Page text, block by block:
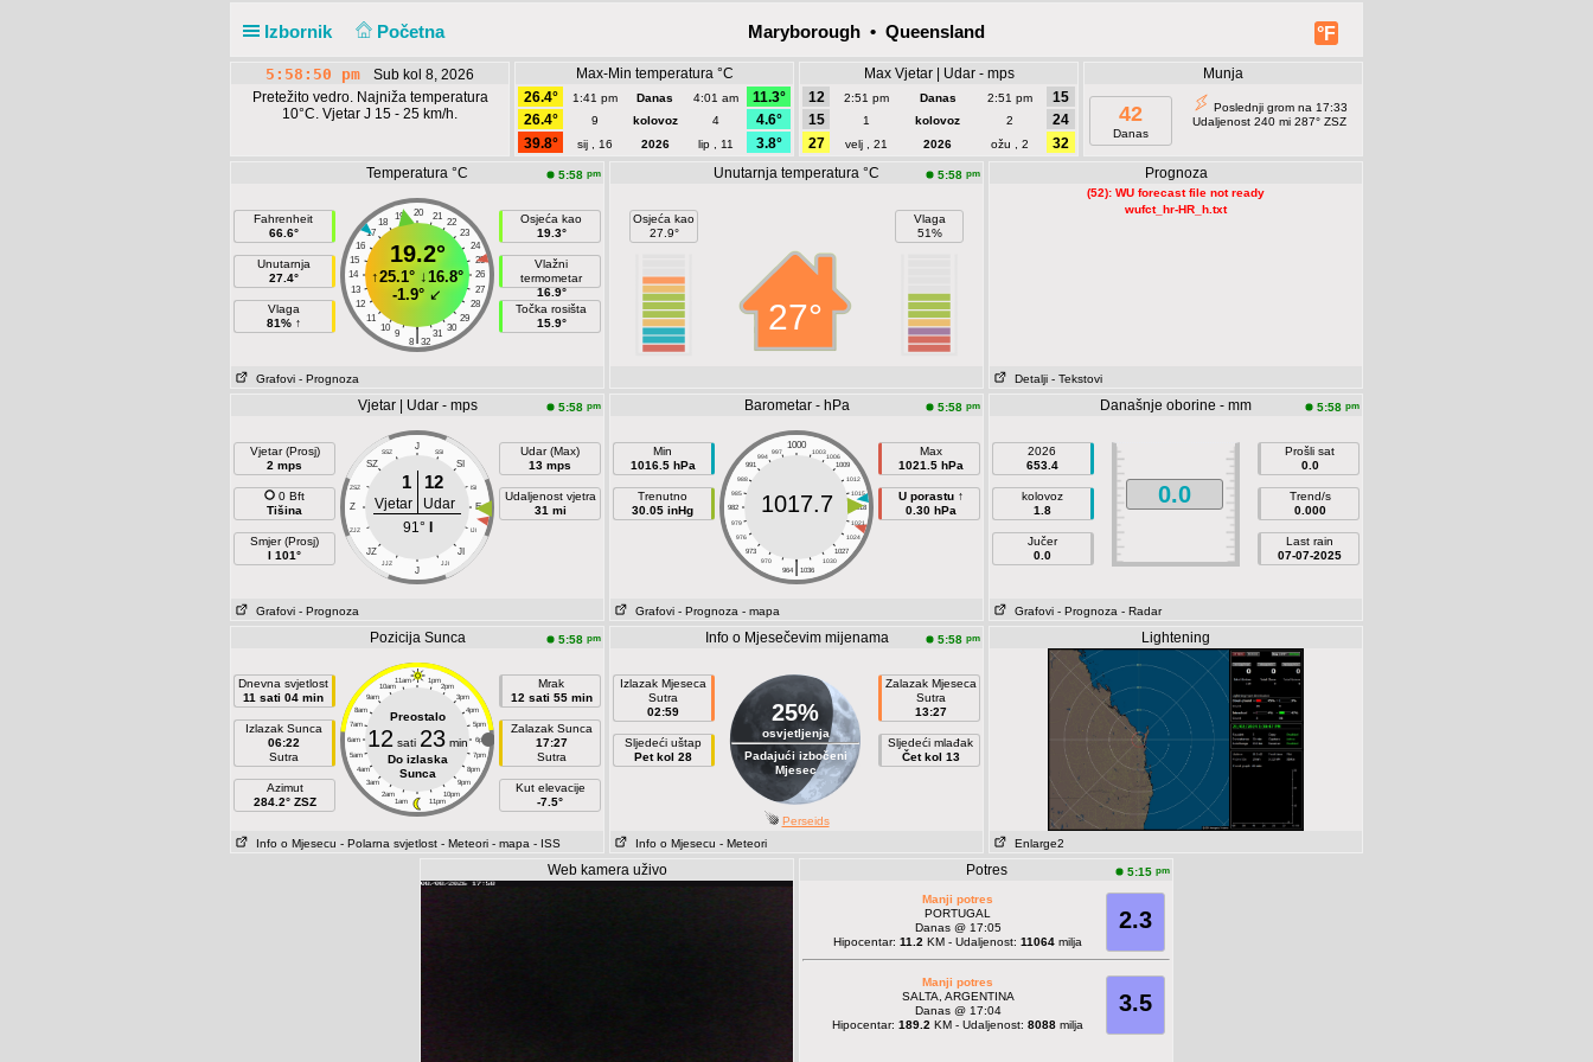
Izbornik Početna °F
Maryborough • Queensland
5:58:50 pm
Sub kol 8, 2026
Pretežito vedro. Najniža temperatura
10°C. Vjetar J 15 - 25 km/h.
Max-Min temperatura °C
26.4°
1:41 pm Danas 4:01 am
11.3°
26.4°
9 kolovoz 4
4.6°
39.8°
sij , 16 2026 lip , 11 3.8°
Max Vjetar | Udar - mps
12
2:51 pm Danas 2:51 pm
15
15
1 kolovoz 2
24
27
velj , 21 2026 ožu , 2 32
Munja
42
Danas
Poslednji grom na 17:33
Udaljenost 240 mi 287° ZSZ
Temperatura °C 5:58 pm
Fahrenheit
66.6°
Unutarnja
27.4°
Vlaga
81% ↑
20
19 21
18
22
17
23
16
24
15
25
14
26
13
27
12
28
11
29
10
30
9 31
|
8 32
19.2°
↑25.1° ↓16.8°
-1.9° ↙
Osjeća kao
19.3°
Vlažni
termometar
16.9°
Točka rosišta
15.9°
Grafovi - Prognoza
Unutarnja temperatura °C 5:58 pm
Osjeća kao
27.9°
27°
Vlaga
51%
Prognoza
(52): WU forecast file not ready
wufct_hr-HR_h.txt
Detalji - Tekstovi
Vjetar | Udar - mps 5:58 pm
Vjetar (Prosj)
2 mps
0 Bft
Tišina
Smjer (Prosj)
I 101°
J
SSZ SSI
SZ SI
ZSZ ISI
Z E
ZJZ IJI
JZ JI
JJZ JJI
J
1 12
Vjetar
Udar
91°
Udar (Max)
13 mps
Udaljenost vjetra
31 mi
Grafovi - Prognoza
Barometar - hPa 5:58 pm
Min
1016.5 hPa
Trenutno
30.05 inHg
1000
997 1003
994
1006
991
1009
988
1012
985
1015
982
1018
979
1021
976
1024
973
1027
970
1030
|
964 1036
1017.7
Max
1021.5 hPa
U porastu ↑
0.30 hPa
Grafovi - Prognoza - mapa
Današnje oborine - mm 5:58 pm
2026
653.4
kolovoz
1.8
Jučer
0.0
0.0
Prošli sat
0.0
Trend/s
0.000
Last rain
07-07-2025
Grafovi - Prognoza - Radar
Pozicija Sunca 5:58 pm
Dnevna svjetlost
11 sati 04 min
Izlazak Sunca
06:22
Sutra
Azimut
284.2° ZSZ
11am 1pm
10am 2pm
9am 3pm
8am 4pm
7am 5pm
6am 6pm
5am 7pm
4am 8pm
3am 9pm
2am 10pm
1am 11pm
Preostalo
12 sati 23min
Do izlaska
Sunca
Mrak
12 sati 55 min
Zalazak Sunca
17:27
Sutra
Kut elevacije
-7.5°
Info o Mjesecu - Polarna svjetlost - Meteori - mapa - ISS
Info o Mjesečevim mijenama 5:58 pm
Izlazak Mjeseca
Sutra
02:59
Sljedeći uštap
Pet kol 28
25%
osvjetljenja
Padajući izbočeni
Mjesec
Zalazak Mjeseca
Sutra
13:27
Sljedeći mlađak
Čet kol 13
Perseids
Info o Mjesecu - Meteori
Lightening
Enlarge2
Web kamera uživo Potres 5:15 pm
2.3
Manji potres
PORTUGAL
Danas @ 17:05
Hipocentar: 11.2 KM - Udaljenost: 11064 milja
3.5
Manji potres
SALTA, ARGENTINA
Danas @ 17:04
Hipocentar: 189.2 KM - Udaljenost: 8088 milja